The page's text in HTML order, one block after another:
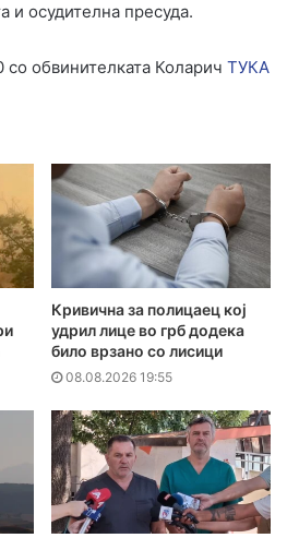
и осудителна пресуда.
со обвинителката Коларич ТУКА
Кривична за полицаец кој
удрил лице во грб додека
било врзано со лисици
08.08.2026 19:55